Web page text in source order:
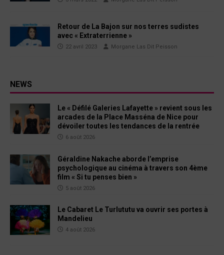
Retour de La Bajon sur nos terres sudistes
avec « Extraterrienne »
22 avril 2023 Morgane Las Dit Peisson
NEWS
Le « Défilé Galeries Lafayette » revient sous les
arcades de la Place Masséna de Nice pour
dévoiler toutes les tendances de la rentrée
6 août 2026
Géraldine Nakache aborde l’emprise
psychologique au cinéma à travers son 4ème
film « Si tu penses bien »
5 août 2026
Le Cabaret Le Turlututu va ouvrir ses portes à
Mandelieu
4 août 2026